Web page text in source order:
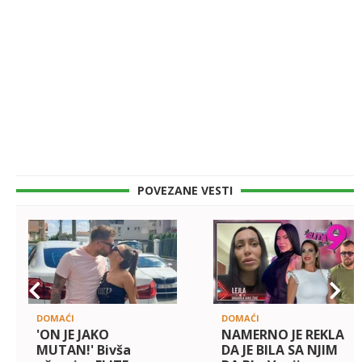
POVEZANE VESTI
DOMAĆI
'ON JE JAKO
MUTAN!' Bivša
DOMAĆI
NAMERNO JE REKLA
DA JE BILA SA NJIM